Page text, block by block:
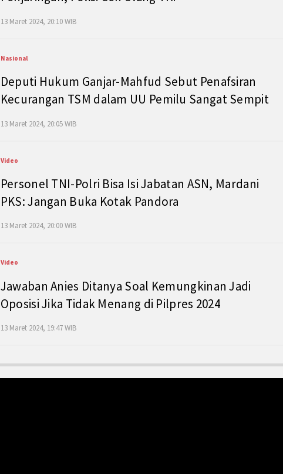
13 Maret 2024, 20:10 WIB
Nasional
Deputi Hukum Ganjar-Mahfud Sebut Penafsiran
Kecurangan TSM dalam UU Pemilu Sangat Sempit
13 Maret 2024, 20:05 WIB
Video
Personel TNI-Polri Bisa Isi Jabatan ASN, Mardani
PKS: Jangan Buka Kotak Pandora
13 Maret 2024, 20:00 WIB
Video
Jawaban Anies Ditanya Soal Kemungkinan Jadi
Oposisi Jika Tidak Menang di Pilpres 2024
13 Maret 2024, 19:47 WIB